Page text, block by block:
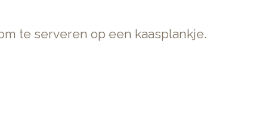
te serveren op een kaasplankje.